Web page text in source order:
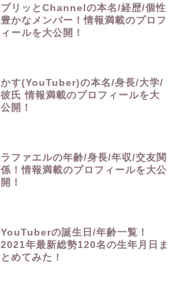
プリッとChannelの本名/経歴/個性
豊かなメンバー！情報満載のプロフ
ィールを大公開！
かす(YouTuber)の本名/身長/大学/
彼氏 情報満載のプロフィールを大
公開！
ラファエルの年齢/身長/年収/交友関
係！情報満載のプロフィールを大公
開！
YouTuberの誕生日/年齢一覧！
2021年最新総勢120名の生年月日ま
とめてみた！